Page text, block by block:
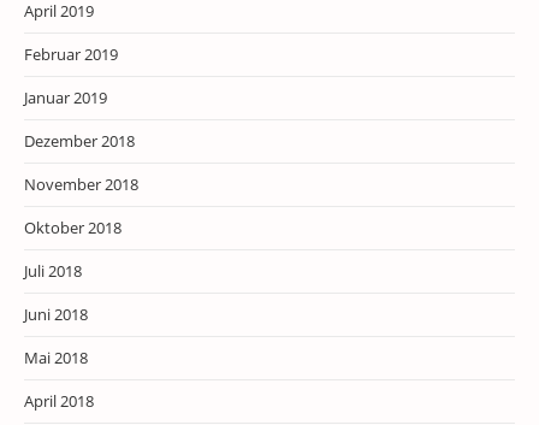
April 2019
Februar 2019
Januar 2019
Dezember 2018
November 2018
Oktober 2018
Juli 2018
Juni 2018
Mai 2018
April 2018